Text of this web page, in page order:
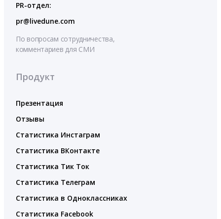
PR-отдел:
pr@livedune.com
По вопросам сотрудничества,
комментариев для СМИ
Продукт
Презентация
Отзывы
Статистика Инстаграм
Статистика ВКонтакте
Статистика Тик Ток
Статистика Телеграм
Статистика в Одноклассниках
Статистика Facebook